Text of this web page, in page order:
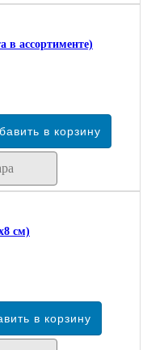
в ассортименте)
см)